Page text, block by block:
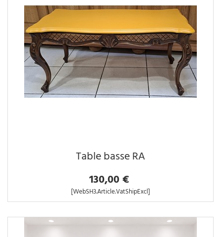
Table basse RA
130,00 €
[WebSH3.Article.VatShipExcl]